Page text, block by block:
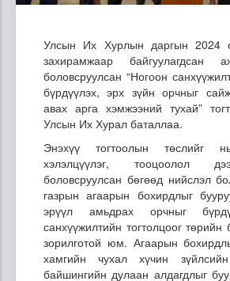
Улсын Их Хурлын даргын 2024
захирамжаар байгуулагдсан
боловсруулсан “Ногоон
бүрдүүлэх, эрх зүйн орчныг
авах арга хэмжээний тухай”
Улсын Их Хурал баталлаа.
Энэхүү тогтоолын төслийг
хэлэлцүүлэг, тооцоолол
боловсруулсан бөгөөд нийслэл
газрын агаарын бохирдлыг
эрүүл амьдрах орчныг
санхүүжилтийн тогтолцоог төрийн
зорилготой юм. Агаарын
хамгийн чухал хүчин
байшингийн дулаан алдагдлыг